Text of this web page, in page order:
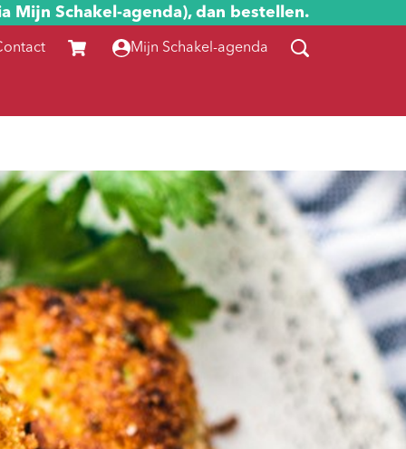
Mijn Schakel-agenda), dan bestellen.
Mijn Schakel-agenda